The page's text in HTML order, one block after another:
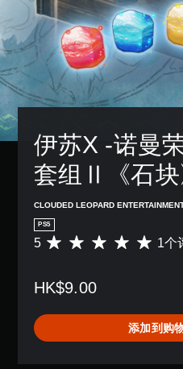
伊苏X -诺曼
套组Ⅱ《石块
CLOUDED LEOPARD
PS5
平
价
颗
星
（
5 1个
HK$9.00
添加到购